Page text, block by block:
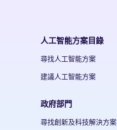
人工智能方案目錄
尋找人工智能方案
建議人工智能方案
政府部門
尋找創新及科技解決方案